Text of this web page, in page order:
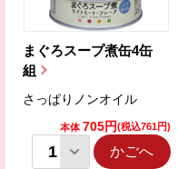
まぐろスープ煮缶4缶
組
さっぱりノンオイル
本体 705円(税込761円)
かごへ